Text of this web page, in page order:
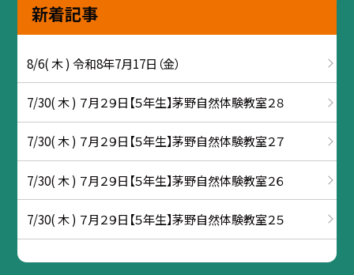
新着記事
8/6( 木 ) 令和8年7月17日（金）
7/30( 木 ) ７月２９日【５年生】茅野自然体験教室２８
7/30( 木 ) ７月２９日【５年生】茅野自然体験教室２７
7/30( 木 ) ７月２９日【５年生】茅野自然体験教室２６
7/30( 木 ) ７月２９日【５年生】茅野自然体験教室２５